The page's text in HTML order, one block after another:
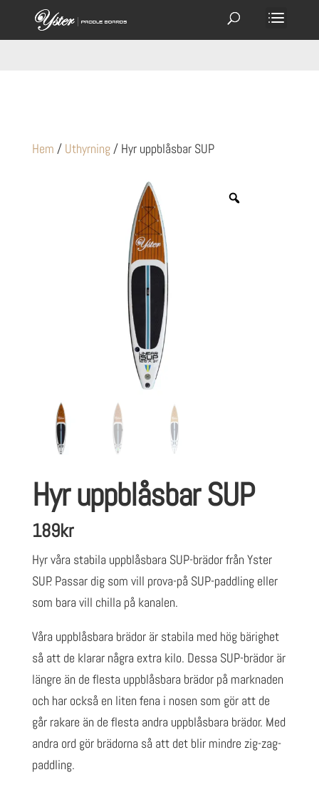
Hem / Uthyrning/ Hyr uppblåsbar SUP
Hyr uppblåsbar SUP
189kr
Hyr våra stabila uppblåsbara SUP-brädor från Yster
SUP. Passar dig som vill prova-på SUP-paddling eller
som bara vill chilla på kanalen.
Våra uppblåsbara brädor är stabila med hög bärighet
så att de klarar några extra kilo. Dessa SUP-brädor är
längre än de flesta uppblåsbara brädor på marknaden
och har också en liten fena i nosen som gör att de
går rakare än de flesta andra uppblåsbara brädor. Med
andra ord gör brädorna så att det blir mindre zig-zag-
paddling.